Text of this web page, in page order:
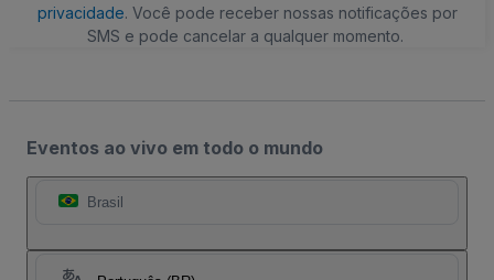
privacidade. Você pode receber nossas notificações por
SMS e pode cancelar a qualquer momento.
Eventos ao vivo em todo o mundo
Brasil